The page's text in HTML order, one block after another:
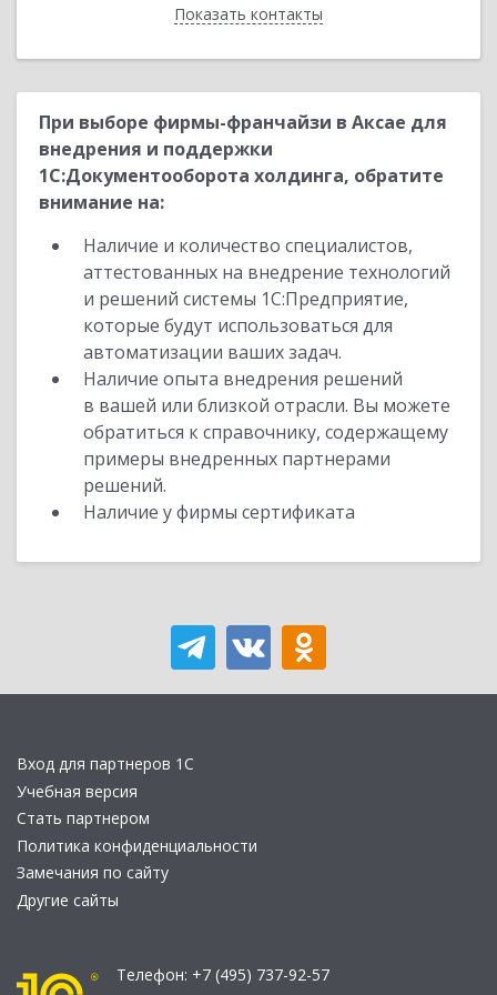
Показать контакты
Назад
При выборе фирмы-франчайзи в Аксае для
внедрения и поддержки
1С:Документооборота холдинга, обратите
внимание на:
Наличие и количество специалистов,
аттестованных на внедрение технологий
и решений системы 1С:Предприятие,
которые будут использоваться для
автоматизации ваших задач.
Наличие опыта внедрения решений
в вашей или близкой отрасли. Вы можете
обратиться к справочнику, содержащему
примеры внедренных партнерами
решений.
Наличие у фирмы сертификата
Вход для партнеров 1С
Учебная версия
Стать партнером
Политика конфиденциальности
Замечания по сайту
Другие сайты
Телефон: +7 (495) 737-92-57